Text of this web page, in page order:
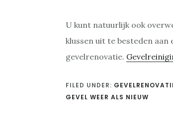
U kunt natuurlijk ook
klussen uit te besteden
gevelrenovatie.
FILED UNDER:
GEVEL WEER ALS NIEUW